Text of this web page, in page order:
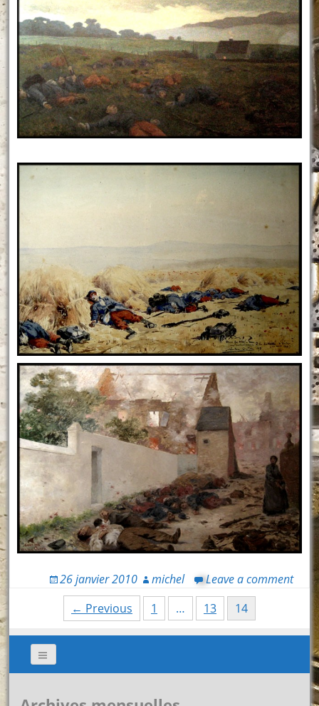
26 janvier 2010 michel Leave a comment
Posts
navigation
← Previous 1 … 13 14